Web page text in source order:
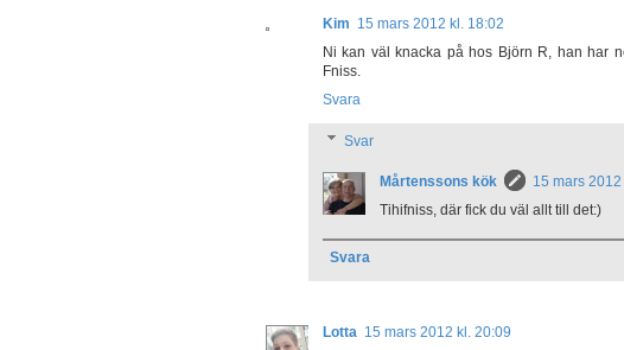
Kim 15 mars 2012 kl. 18:02
Ni kan väl knacka på hos Björn R, han har
Fniss.
Svara
Svar
Mårtenssons kök
15 mars
Tihifniss, där fick du väl allt till det:)
Svara
Lotta 15 mars 2012 kl. 20:09